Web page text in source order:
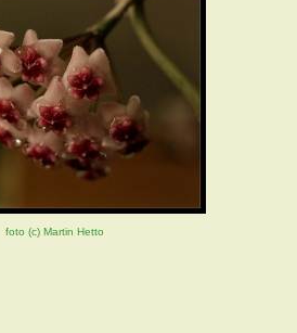
foto (c) Martin Hetto